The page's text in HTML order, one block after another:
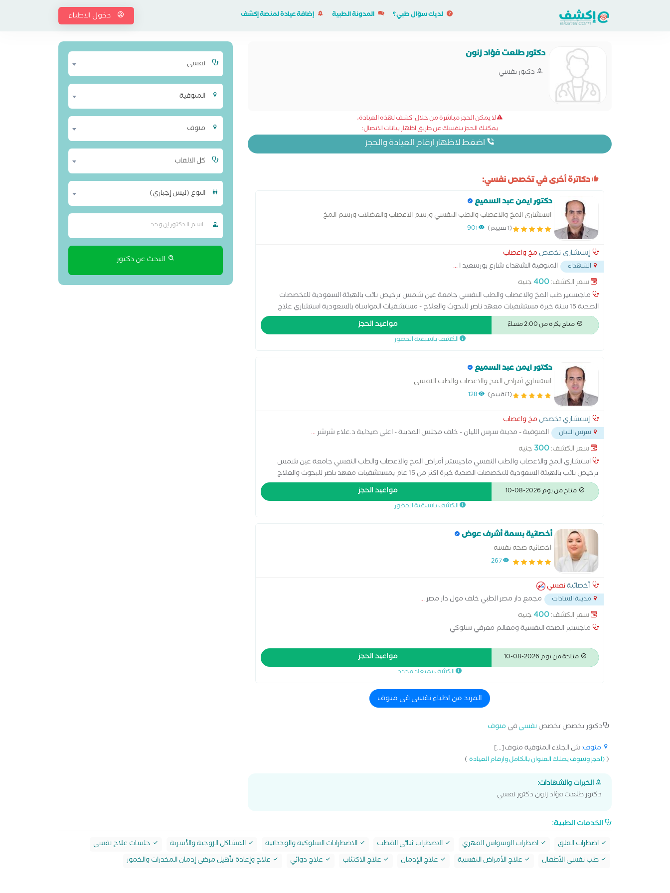
لديك سؤال طبي؟ المدونة الطبية إضافة عيادة لمنصة إكشف دخول الاطباء
دكتور طلعت فؤاد زنون
دكتور نفسي
لا يمكن الحجز مباشرة من خلال اكشف لهذه العيادة،
يمكنك الحجز بنفسك عن طريق اظهار بيانات الاتصال:
اضغط لاظهار ارقام العيادة والحجز
دكاترة أخرى في تخصص نفسي:
دكتور ايمن عبد السميع
استشاري المخ والاعصاب والطب النفسي ورسم الاعصاب والعضلات ورسم المخ
(1 تقييم) 901
إستشاري تخصص مخ واعصاب
الشهداء المنوفية الشهداء شارع بورسعيد ا...
سعر الكشف:400جنيه
ماجيستير طب المخ والاعصاب والطب النفسي جامعة عين شمس ترخيص نائب بالهيئة السعودية للتخصصات
الصحية 15 سنة خبرة مستشفيات معهد ناصر للبحوث والعلاج - مستشفيات المواساة بالسعودية استشاري علاج
جلطات ونزيف المخ والتشنجات والصداع والانزلاق الغضروفي والشلل الرعاش وأمراض العضلات والزهايمر استشاري
رسم الاعصاب والعضلات ورسم المخ وحقن البوتكس للصداع المزمن وتيبس العضلات
متاح بكرة من 2:00 مساءً مواعيد الحجز
الكشف باسبقية الحضور
دكتور ايمن عبد السميع
استشاري أمراض المخ والاعصاب والطب النفسي
(1 تقييم) 128
إستشاري تخصص مخ واعصاب
سرس الليان المنوفية - مدينة سرس الليان - خلف مجلس المدينة - اعلي صيدلية د.علاء شرشر...
سعر الكشف:300 جنيه
استشاري المخ والاعصاب والطب النفسي ماجيستير أمراض المخ والاعصاب والطب النفسي جامعة عين شمس
ترخيص نائب بالهيئة السعودية للتخصصات الصحية خبرة اكثر من 15 عام بمستشفيات معهد ناصر للبحوث والعلاج
بالقاهرة ومجموعة المواساة الطبية بالسعودية رسم المخ للاطفال والكبار رسم الاعصاب والعضلات حقن البوتكس
للصداع وتيبس العضلات
متاح من يوم 2026-08-10 مواعيد الحجز
الكشف باسبقية الحضور
أخصائية بسمة أشرف عوض
اخصائيه صحه نفسه
267
أخصائيةنفسي
مدينة السادات مجمع دار مصر الطبي خلف مول دار مصر...
سعر الكشف:400جنيه
ماجستير الصحه النفسية ومعالم معرفي سلوكي
متاحة من يوم 2026-08-10 مواعيد الحجز
الكشف بميعاد محدد
المزيد من اطباء نفسي في منوف
دكتور تخصص تخصصنفسيفي منوف
منوف: ش الجلاء المنوفية منوف[...]
((احجز وسوف يصلك العنوان بالكامل وارقام العيادة)
الخبرات والشهادات:
دكتور طلعت فؤاد زنون دكتور نفسي
نفسي
المنوفية
منوف
كل الالقاب
النوع (ليس إجباري)
البحث عن دكتور
الخدمات الطبية:
اضطراب القلق اضطراب الوسواس القهري الاضطراب ثنائي القطب الاضطرابات السلوكية والوجدانية المشاكل الزوجية والأسرية
جلسات علاج نفسي
طب نفسى الأطفال
علاج الأمراض النفسية علاج الإدمان علاج الاكتئاب علاج دوائي علاج وإعادة تأهيل مرضى إدمان المخدرات والخمور